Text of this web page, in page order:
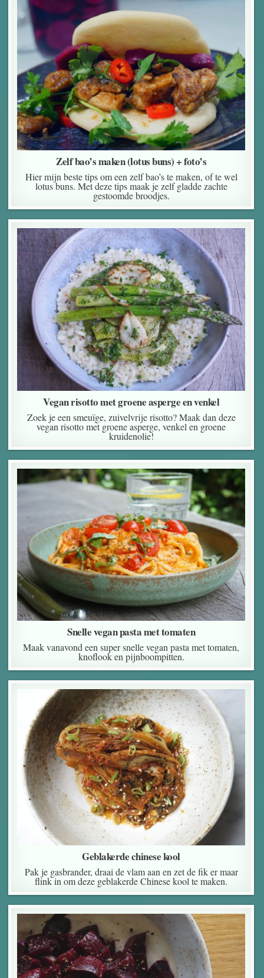
Zelf bao’s maken (lotus buns) + foto’s
Hier mijn beste tips om een zelf bao’s te maken, of te wel
lotus buns. Met deze tips maak je zelf gladde zachte
gestoomde broodjes.
Vegan risotto met groene asperge en venkel
Zoek je een smeuïge, zuivelvrije risotto? Maak dan deze
vegan risotto met groene asperge, venkel en groene
kruidenolie!
Snelle vegan pasta met tomaten
Maak vanavond een super snelle vegan pasta met tomaten,
knoflook en pijnboompitten.
Geblakerde chinese kool
Pak je gasbrander, draai de vlam aan en zet de fik er maar
flink in om deze geblakerde Chinese kool te maken.